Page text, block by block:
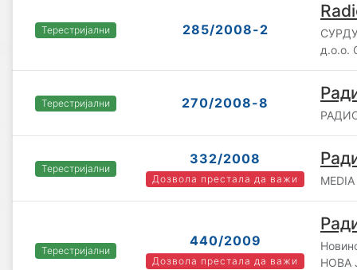
Терестријални 285/2008-2
д.о.о.
Терестријални 270/2008-8
Терестријални
332/2008
Дозвола престала да важи
Терестријални
440/2009
Дозвола престала да важи
НОВА